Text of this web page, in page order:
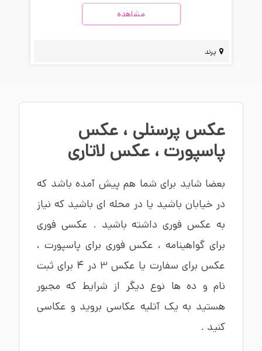
مشاهده
پرند
عکس پرسنلی ، عکس
پاسپورت ، عکس لاتاری
بعضا شاید برای شما هم پیش آمده باشد که
در خیابان باشید یا در محله ای باشید که نیاز
به عکس فوری داشته باشید . عکسی فوری
برای گواهینامه ، عکس فوری برای پاسپورت ،
عکس برای سفارت یا عکس 3 در 4 برای ثبت
نام و ده ها نوع دیگر از شرایط که مجبور
هستید به یک آتلیه عکاسی بروید و عکاسی
کنید .